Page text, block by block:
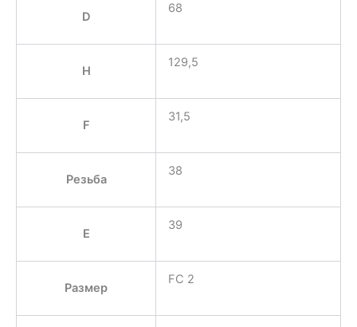
D
68
H
129,5
F
31,5
Резьба
38
E
39
Размер
FC 2